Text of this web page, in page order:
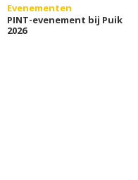
Evenementen
PINT-evenement bij Puik
2026